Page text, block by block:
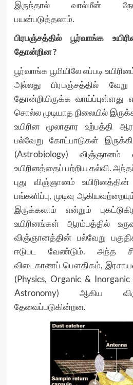
இருந்தால் வால்மீன்
பயன்படுத்தலாம்.
பிரபஞ்சத்தில் பூர்வாங்க
தோன்றின ?
பூர்வாங்க பூமியிலே எப்படி
அல்லது பிரபஞ்சத்தில்
தோன்றியிருக்க வாய்ப்புள்ளது
சொல்ல முடியாத நிலையில்
உயிரின மூலாதார உற்பத்தி
பல்வேறு கோட்பாடுகள்
(Astrobiology) விஞ்ஞானம்
உயிரினத்தைப் பற்றிய கல்வி.
புது விஞ்ஞானம்
பங்களிப்பு, முடிவு
இருக்கலாம் என்றும்
உயிரினங்கள் ஆரம்பத்தில்
விஞ்ஞானத்தின் பல்வேறு
ஈடுபட வேண்டும். அந்த
விடைகாணப் பௌதிகம்,
(Physics, Organic &
Astronomy) ஆகிய
தேவைப்படுகின்றன.